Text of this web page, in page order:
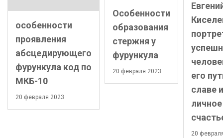
особенности
проявления
абсцедирующего
фурункула код по
МКБ-10
20 февраля 2023
Особенности
образования
стержня у
фурункула
20 февраля 2023
его
славе и
личное
20